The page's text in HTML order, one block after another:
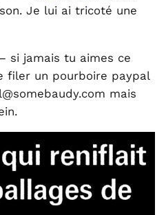
Je lui ai tricoté une
si jamais tu aimes ce
filer un pourboire paypal
mais